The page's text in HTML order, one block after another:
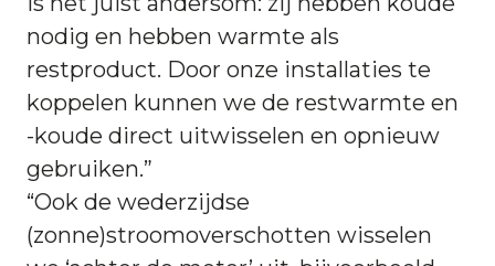
nodig en hebben warmte als
restproduct. Door onze installaties te
koppelen kunnen we de restwarmte en
-koude direct uitwisselen en opnieuw
gebruiken.”
“Ook de wederzijdse
(zonne)stroomoverschotten wisselen